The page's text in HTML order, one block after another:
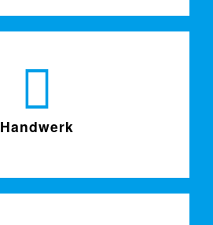
Handwerk